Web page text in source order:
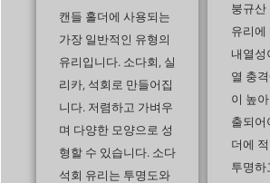
캔들 홀더에 사용되는
가장 일반적인 유형의
유리입니다. 소다회, 실
리카, 석회로 만들어집
니다. 저렴하고 가벼우
며 다양한 모양으로 성
형할 수 있습니다. 소다
석회 유리는 투명도와
붕규산
유리에
내열성
열 충
이 높
출되어
더에
투명하